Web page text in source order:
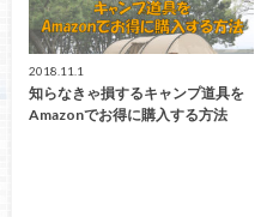
2018.11.1
知らなきゃ損するキャンプ道具を
Amazonでお得に購入する方法